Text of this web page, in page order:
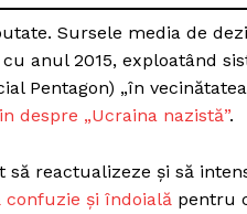
Sursele media de
anul 2015, exploatând
Pentagon) „în
despre „Ucraina nazistă”.
să reactualizeze și să
confuzie și îndoială pentru